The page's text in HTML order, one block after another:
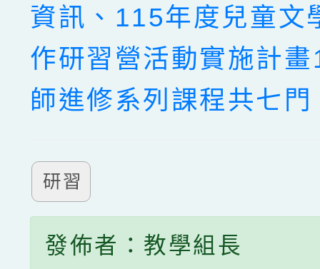
資訊、115年度兒童文
作研習營活動實施計
師進修系列課程共七門
研習
發佈者：教學組長